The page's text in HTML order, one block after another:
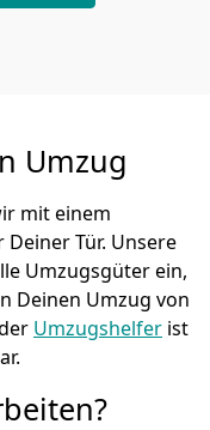
Umzug
mit einem
Tür. Unsere
Umzugsgüter ein,
Deinen Umzug von
Umzugshelfer ist